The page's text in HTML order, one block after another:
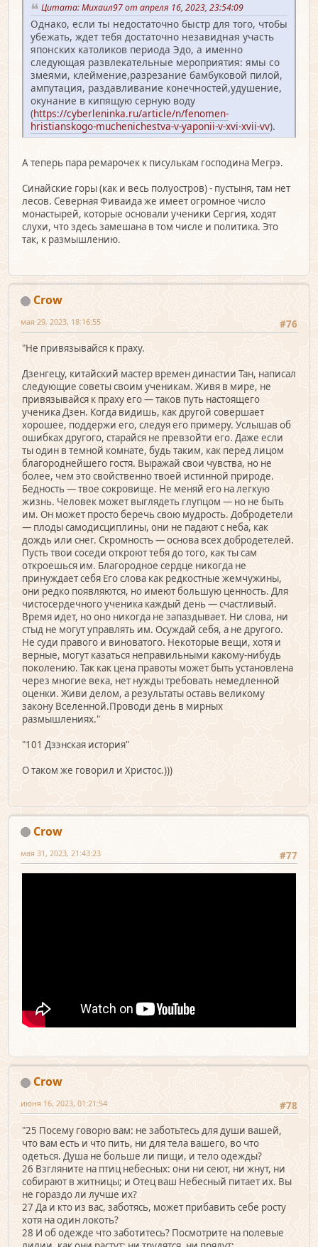
Цитата: Михаил97 от апреля 16, 2023, 23:54:09
Однако, если ты недостаточно быстр для того, чтобы
убежать, ждет тебя достаточно незавидная участь
японских католиков периода Эдо, а именно
следующая развлекательные мероприятия: ямы со
змеями, клеймение,разрезание бамбуковой пилой,
ампутация, раздавливание конечностей,удушение,
окунание в кипящую серную воду
(https://cyberleninka.ru/article/n/fenomen-
hristianskogo-muchenichestva-v-yaponii-v-xvi-xvii-vv).
А теперь пара ремарочек к писулькам господина Мегрэ.
Синайские горы (как и весь полуостров) - пустыня, там нет
лесов. Северная Фиваида же имеет огромное число
монастырей, которые основали ученики Сергия, ходят
слухи, что здесь замешана в том числе и политика. Это
так, к размышлению.
Crow
#76
мая 29, 2023, 18:16:55
"Не привязывайся к праху.
Дзенгецу, китайский мастер времен династии Тан, написал
следующие советы своим ученикам. Живя в мире, не
привязывайся к праху его — таков путь настоящего
ученика Дзен. Когда видишь, как другой совершает
хорошее, поддержи его, следуя его примеру. Услышав об
ошибках другого, старайся не превзойти его. Даже если
ты один в темной комнате, будь таким, как перед лицом
благороднейшего гостя. Выражай свои чувства, но не
более, чем это свойственно твоей истинной природе.
Бедность — твое сокровище. Не меняй его на легкую
жизнь. Человек может выглядеть глупцом — но не быть
им. Он может просто беречь свою мудрость. Добродетели
— плоды самодисциплины, они не падают с неба, как
дождь или снег. Скромность — основа всех добродетелей.
Пусть твои соседи откроют тебя до того, как ты сам
откроешься им. Благородное сердце никогда не
принуждает себя Его слова как редкостные жемчужины,
они редко появляются, но имеют большую ценность. Для
чистосердечного ученика каждый день — счастливый.
Время идет, но оно никогда не запаздывает. Ни слова, ни
стыд не могут управлять им. Осуждай себя, а не другого.
Не суди правого и виноватого. Некоторые вещи, хотя и
верные, могут казаться неправильными какому-нибудь
поколению. Так как цена правоты может быть установлена
через многие века, нет нужды требовать немедленной
оценки. Живи делом, а результаты оставь великому
закону Вселенной.Проводи день в мирных
размышлениях."
"101 Дзэнская история"
О таком же говорил и Христос.)))
Crow
#77
мая 31, 2023, 21:43:23
Crow
#78
июня 16, 2023, 01:21:54
"25 Посему говорю вам: не заботьтесь для души вашей,
что вам есть и что пить, ни для тела вашего, во что
одеться. Душа не больше ли пищи, и тело одежды?
26 Взгляните на птиц небесных: они ни сеют, ни жнут, ни
собирают в житницы; и Отец ваш Небесный питает их. Вы
не гораздо ли лучше их?
27 Да и кто из вас, заботясь, может прибавить себе росту
хотя на один локоть?
28 И об одежде что заботитесь? Посмотрите на полевые